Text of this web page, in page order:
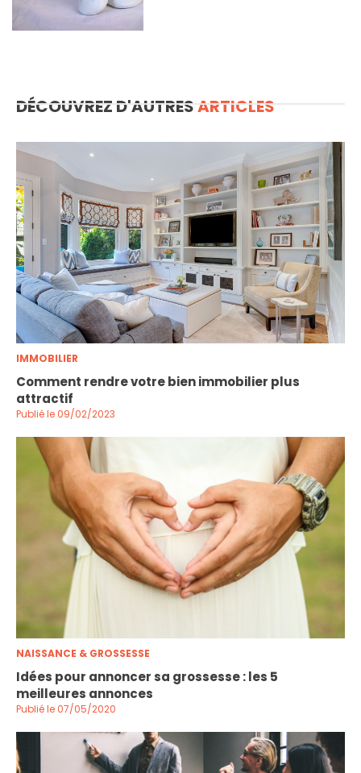
DÉCOUVREZ D'AUTRESARTICLES
IMMOBILIER
Comment rendre votre bien immobilier plus
attractif
Publié le 09/02/2023
NAISSANCE & GROSSESSE
Idées pour annoncer sa grossesse : les 5
meilleures annonces
Publié le 07/05/2020